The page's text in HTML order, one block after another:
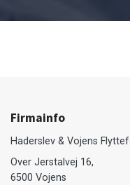
Firmainfo
Haderslev & Vojens
Over Jerstalvej 16,
6500 Vojens